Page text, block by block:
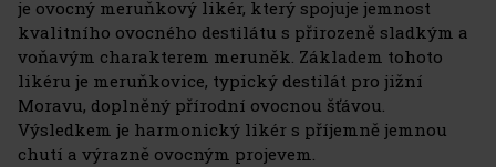
je ovocný meruňkový likér, který spojuje jemnost
kvalitního ovocného destilátu s přirozeně sladkým a
voňavým charakterem meruněk. Základem tohoto
likéru je meruňkovice, typický destilát pro jižní
Moravu, doplněný přírodní ovocnou šťávou.
Výsledkem je harmonický likér s příjemně jemnou
chutí a výrazně ovocným projevem.